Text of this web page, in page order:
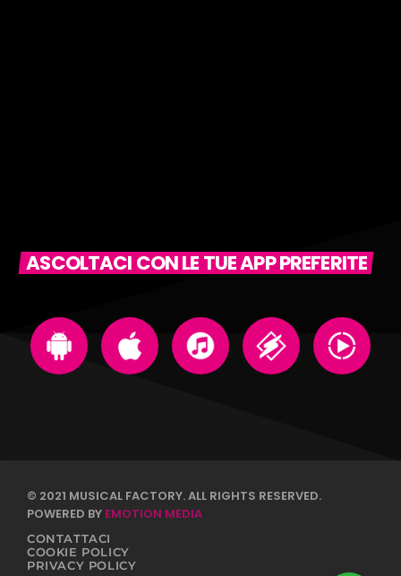
ASCOLTACI CON LE TUE APP PREFERITE
© 2021 MUSICAL FACTORY. ALL RIGHTS RESERVED.
POWERED BY EMOTION MEDIA
CONTATTACI
COOKIE POLICY
PRIVACY POLICY